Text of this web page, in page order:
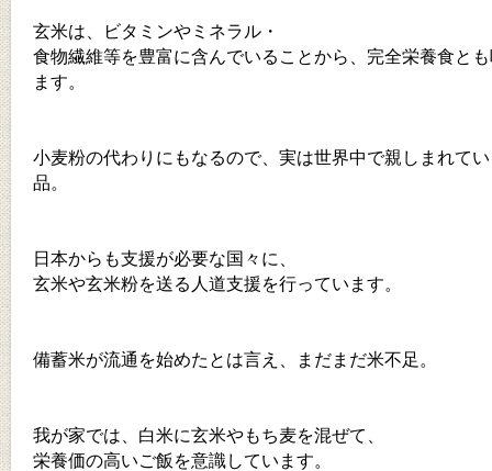
玄米は、ビタミンやミネラル・
食物繊維等を豊富に含んでいることから、完全栄養食と
ます。
小麦粉の代わりにもなるので、実は世界中で親しまれて
品。
日本からも支援が必要な国々に、
玄米や玄米粉を送る人道支援を行っています。
備蓄米が流通を始めたとは言え、まだまだ米不足。
我が家では、白米に玄米やもち麦を混ぜて、
栄養価の高いご飯を意識しています。